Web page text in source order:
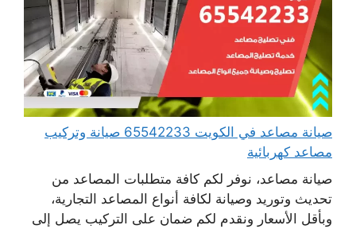
صيانة مصاعد في الكويت 65542233 صيانة وتركيب
مصاعد كهربائية
صيانة مصاعد، نوفر لكم كافة متطلبات المصاعد من
تحديث وتوريد وصيانة لكافة أنواع المصاعد التجارية،
وبأقل الأسعار ونقدم لكم ضمان على التركيب يصل إلى